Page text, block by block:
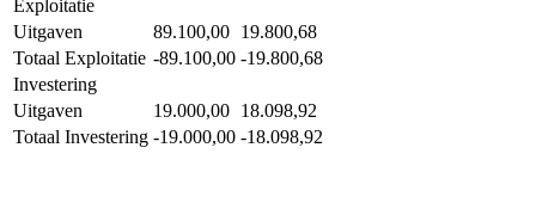
Exploitatie
Uitgaven
89.100,00 19.800,68
Totaal Exploitatie -89.100,00 -19.800,68
Investering
Uitgaven
19.000,00 18.098,92
Totaal Investering -19.000,00 -18.098,92